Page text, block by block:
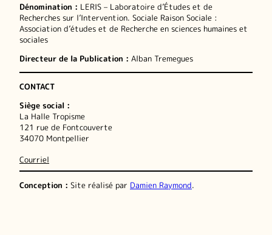
Dénomination : LERIS – Laboratoire d’Études et de
Recherches sur l’Intervention. Sociale Raison Sociale :
Association d’études et de Recherche en sciences humaines et
sociales
Directeur de la Publication : Alban Tremegues
CONTACT
Siège social :
La Halle Tropisme
121 rue de Fontcouverte
34070 Montpellier
Courriel
Conception : Site réalisé par Damien Raymond.